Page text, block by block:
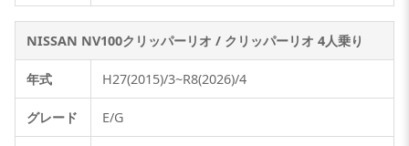
NISSAN NV100クリッパーリオ / クリッパーリオ 4人乗り
年式 H27(2015)/3~R8(2026)/4
グレード E/G